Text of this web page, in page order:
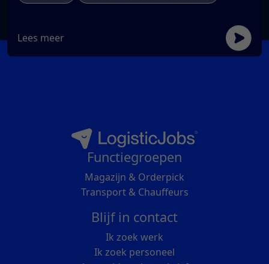
Lees meer
Functiegroepen
Magazijn & Orderpick
Transport & Chauffeurs
Blijf in contact
Ik zoek werk
Ik zoek personeel